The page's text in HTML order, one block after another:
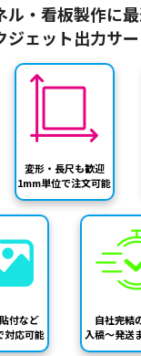
ル・看板製作に最
ジェット出力サ
変形・長尺も歓迎
1mm単位で注文可能
付など
対応可能
自社完結
入稿～発送